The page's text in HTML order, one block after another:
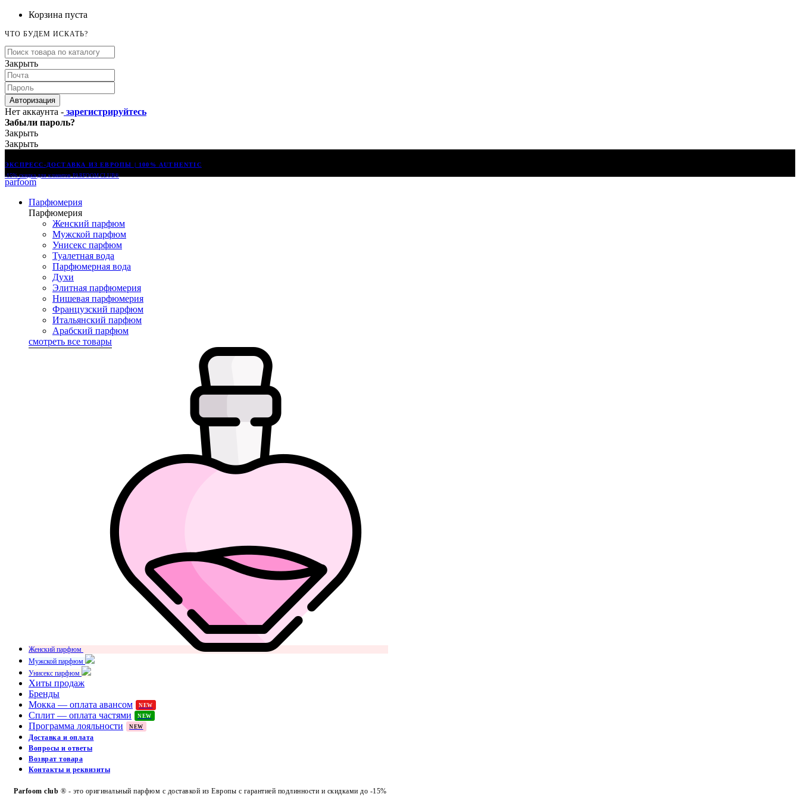
Корзина пуста
ЧТО БУДЕМ ИСКАТЬ?
Закрыть
Авторизация
Нет аккаунта - зарегистрируйтесь
Забыли пароль?
Закрыть
Закрыть
ЭКСПРЕСС-ДОСТАВКА ИЗ ЕВРОПЫ | 100% AUTHENTIC
-15% скидка для клиентов PARFOOM CLUB®
parfoom
Парфюмерия
Парфюмерия
Женский парфюм
Мужской парфюм
Унисекс парфюм
Туалетная вода
Парфюмерная вода
Духи
Элитная парфюмерия
Нишевая парфюмерия
Французский парфюм
Итальянский парфюм
Арабский парфюм
смотреть все товары
Женский парфюм
Мужской парфюм
Унисекс парфюм
Хиты продаж
Бренды
Мокка — оплата авансом
NEW
Сплит — оплата частями NEW
Программа лояльности NEW
Доставка и оплата
Вопросы и ответы
Возврат товара
Контакты и реквизиты
Parfoom club ® - это оригинальный парфюм с доставкой из Европы с гарантией подлинности и скидками до -15%